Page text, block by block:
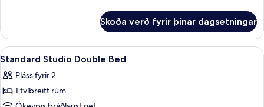
Room
Skoða verð fyrir þínar dagsetningar
Skoða
allar
myndir
fyrir
Rúmföt af bestu gerð, dúnsængur,
13
Standard Studio Double Bed
Pláss fyrir 2
1 tvíbreitt rúm